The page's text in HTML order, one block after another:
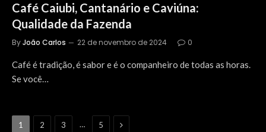
Café Caiubi, Cantanário e Caviúna:
Qualidade da Fazenda
ByJoão Carlos 22 de novembro de 2024 0
Café é tradição, é sabor e é o companheiro de todas as horas.
Se você…
1 2 3 … 5 Next